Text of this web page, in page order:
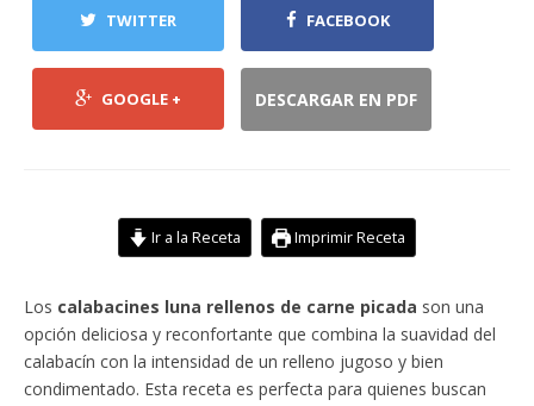
TWITTER FACEBOOK
GOOGLE + DESCARGAR EN PDF
Ir a la Receta Imprimir Receta
Los calabacines luna rellenos de carne picada son una
opción deliciosa y reconfortante que combina la suavidad del
calabacín con la intensidad de un relleno jugoso y bien
condimentado. Esta receta es perfecta para quienes buscan